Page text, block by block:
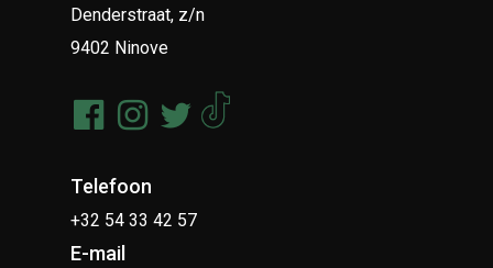
Denderstraat, z/n
9402 Ninove
Telefoon
+32 54 33 42 57
E-mail